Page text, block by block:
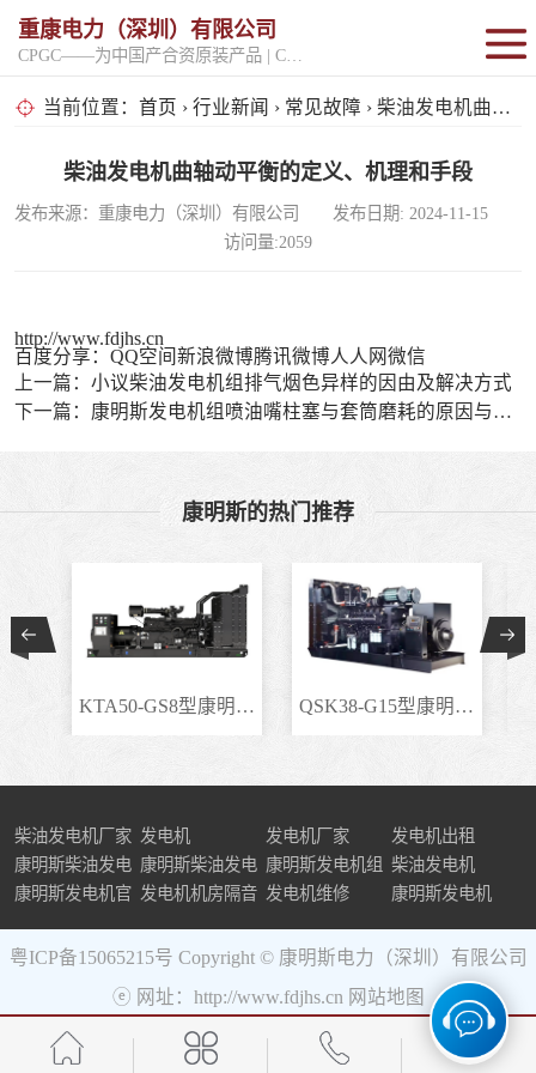
重康电力（深圳）有限公司
当前位置： 首页 › 行业新闻 › 常见故障 › 柴油发电机曲轴动平衡的定义、机理和手段
柴油发电机曲轴动平衡的定义、机理和手段
发布来源：重康电力（深圳）有限公司 发布日期: 2024-11-15
访问量:2059
http://www.fdjhs.cn
百度分享： QQ空间 新浪微博腾讯微博人人网微信
上一篇： 小议柴油发电机组排气烟色异样的因由及解决方式
下一篇： 康明斯发电机组喷油嘴柱塞与套筒磨耗的原因与检修方法
康明斯的热门推荐
KTA50-GS8型康明斯柴.. QSK38-G15型康明斯柴..
柴油发电机厂家 发电机 发电机厂家
发电机出租
康明斯柴油发电
机组
康明斯柴油发电
机
康明斯发电机组 柴油发电机
康明斯发电机官 发电机机房隔音 发电机维修 康明斯发电机
粤ICP备15065215号 Copyright © 康明斯电力（深圳）有限公司
ⓔ 网址：http://www.fdjhs.cn 网站地图
固定开架式
超静音型
移动电站